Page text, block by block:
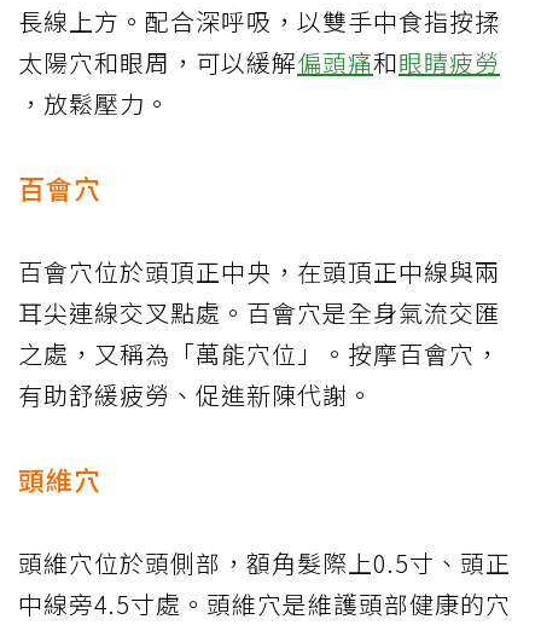
長線上方。配合深呼吸，以雙手中食指按揉
太陽穴和眼周，可以緩解偏頭痛和眼睛疲勞
，放鬆壓力。
百會穴
百會穴位於頭頂正中央，在頭頂正中線與兩
耳尖連線交叉點處。百會穴是全身氣流交匯
之處，又稱為「萬能穴位」。按摩百會穴，
有助舒緩疲勞、促進新陳代謝。
頭維穴
頭維穴位於頭側部，額角髮際上0.5寸、頭正
中線旁4.5寸處。頭維穴是維護頭部健康的穴